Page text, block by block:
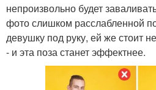
непроизвольно будет
фото слишком расслабленной
девушку под руку, ей же стоит
- и эта поза станет эффектнее.